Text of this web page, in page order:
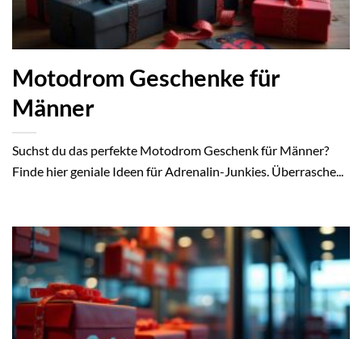
Motodrom Geschenke für
Männer
Suchst du das perfekte Motodrom Geschenk für Männer?
Finde hier geniale Ideen für Adrenalin-Junkies. Überrasche...